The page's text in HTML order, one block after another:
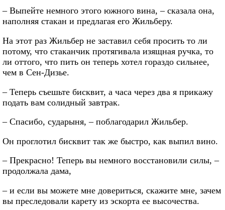
– Выпейте немного этого южного вина, – сказала она,
наполняя стакан и предлагая его Жильберу.
На этот раз Жильбер не заставил себя просить то ли
потому, что стаканчик протягивала изящная ручка, то
ли оттого, что пить он теперь хотел гораздо сильнее,
чем в Сен-Дизье.
– Теперь съешьте бисквит, а часа через два я прикажу
подать вам солидный завтрак.
– Спасибо, сударыня, – поблагодарил Жильбер.
Он проглотил бисквит так же быстро, как выпил вино.
– Прекрасно! Теперь вы немного восстановили силы, –
продолжала дама,
– и если вы можете мне довериться, скажите мне, зачем
вы преследовали карету из эскорта ее высочества.